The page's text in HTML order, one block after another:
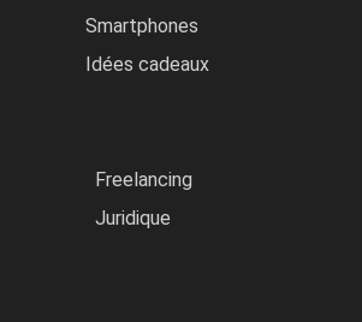
Smartphones
Idées cadeaux
Freelancing
Juridique